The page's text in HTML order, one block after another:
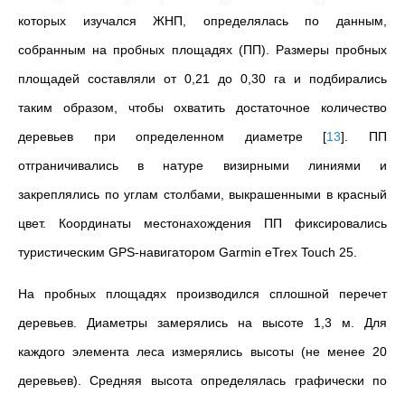
которых изучался ЖНП, определялась по данным,
собранным на пробных площадях (ПП). Размеры пробных
площадей составляли от 0,21 до 0,30 га и подбирались
таким образом, чтобы охватить достаточное количество
деревьев при определенном диаметре [13] . ПП
отграничивались в натуре визирными линиями и
закреплялись по углам столбами, выкрашенными в красный
цвет. Координаты местонахождения ПП фиксировались
туристическим GPS-навигатором Garmin eTrex Touch 25.
На пробных площадях производился сплошной перечет
деревьев. Диаметры замерялись на высоте 1,3 м. Для
каждого элемента леса измерялись высоты (не менее 20
деревьев). Средняя высота определялась графически по